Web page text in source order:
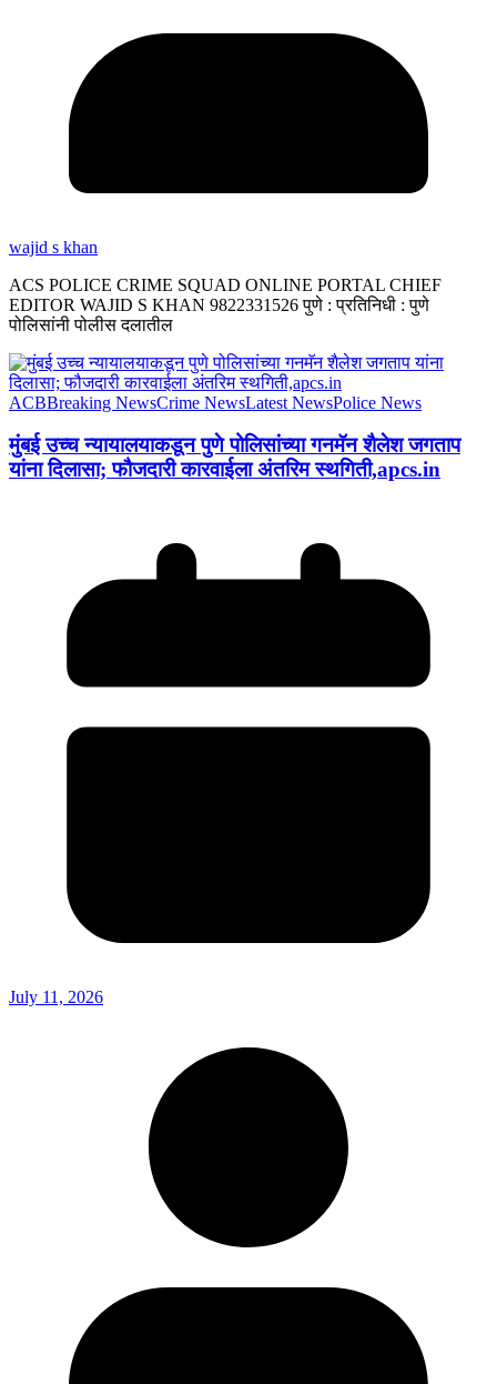
wajid s khan
ACS POLICE CRIME SQUAD ONLINE PORTAL CHIEF
EDITOR WAJID S KHAN 9822331526 पुणे : प्रतिनिधी : पुणे
पोलिसांनी पोलीस दलातील
ACBBreaking NewsCrime NewsLatest NewsPolice News
मुंबई उच्च न्यायालयाकडून पुणे पोलिसांच्या गनमॅन शैलेश जगताप
यांना दिलासा; फौजदारी कारवाईला अंतरिम स्थगिती,apcs.in
July 11, 2026